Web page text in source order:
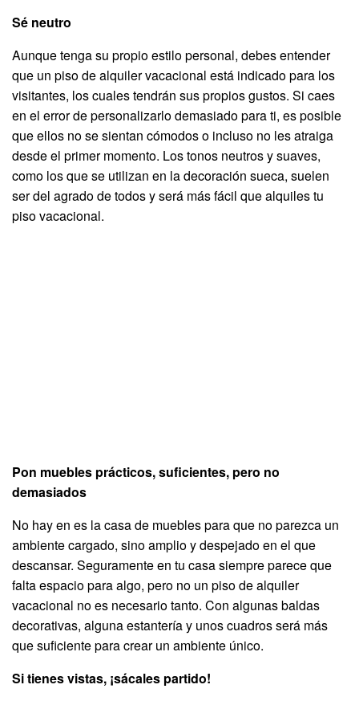
Sé neutro
Aunque tenga su propio estilo personal, debes entender
que un piso de alquiler vacacional está indicado para los
visitantes, los cuales tendrán sus propios gustos. Si caes
en el error de personalizarlo demasiado para ti, es posible
que ellos no se sientan cómodos o incluso no les atraiga
desde el primer momento. Los tonos neutros y suaves,
como los que se utilizan en la decoración sueca, suelen
ser del agrado de todos y será más fácil que alquiles tu
piso vacacional.
Pon muebles prácticos, suficientes, pero no
demasiados
No hay en es la casa de muebles para que no parezca un
ambiente cargado, sino amplio y despejado en el que
descansar. Seguramente en tu casa siempre parece que
falta espacio para algo, pero no un piso de alquiler
vacacional no es necesario tanto. Con algunas baldas
decorativas, alguna estantería y unos cuadros será más
que suficiente para crear un ambiente único.
Si tienes vistas, ¡sácales partido!